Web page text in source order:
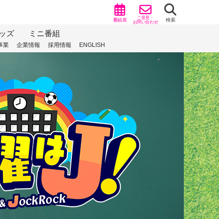
番組表 ご意見・
お問い合わせ 検索
ズ ミニ番組
業 企業情報 採用情報 ENGLISH